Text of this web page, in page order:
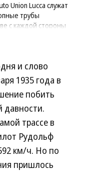
Union Lucca служат
трубы
с каждой стороны
и слово
1935 года в
побить
давности.
трассе в
Рудольф
км/ч. Но по
пришлось